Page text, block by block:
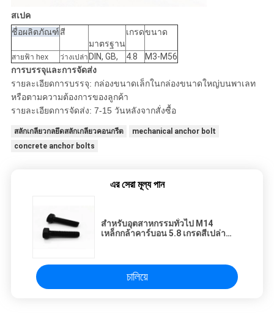
สเปค
ชื่อผลิตภัณฑ์สี
มาตรฐาน
เกรดขนาด
สายฟ้า hex ว่างเปล่า DIN, GB, 4.8
M3-M56
การบรรจุและการจัดส่ง
รายละเอียดการบรรจุ: กล่องขนาดเล็กในกล่องขนาดใหญ่บนพาเลท
หรือตามความต้องการของลูกค้า
รายละเอียดการจัดส่ง: 7-15 วันหลังจากสั่งซื้อ
สลักเกลียวกลยึดสลักเกลียวคอนกรีต
mechanical anchor bolt
concrete anchor bolts
এর সেরা মূল্য পান
สำหรับอุตสาหกรรมทั่วไป M14
เหล็กกล้าคาร์บอน 5.8 เกรดสีเปล่า
চালিয়ে